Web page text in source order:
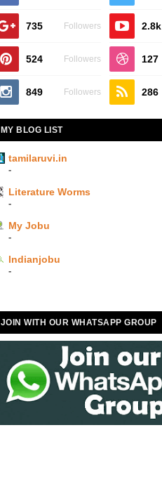
735 Followers 2.8k
524 Followers 127
849 Followers 286
MY BLOG LIST
tamilaruvi.in
-
Literature Worms
-
My Jobu
-
Indianjobu
-
JOIN WITH OUR WHATSAPP GROUP